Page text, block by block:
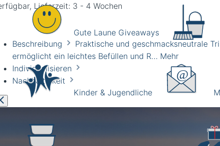
Gute Laune Giveaways
Kinder & Jugendliche
Lieferzeit: 3 - 4 Wochen
Beschreibung
Praktische und geschmacksneutrale
ermöglicht ein leichtes Befüllen und R… Mehr
Individualisieren
Nachhaltigkeit